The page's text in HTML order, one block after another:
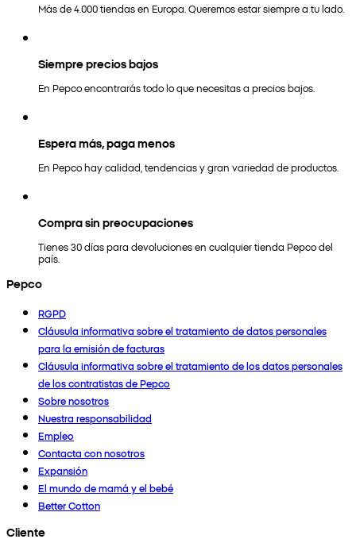
Más de 4.000 tiendas en Europa. Queremos estar siempre a tu lado.
Siempre precios bajos
En Pepco encontrarás todo lo que necesitas a precios bajos.
Espera más, paga menos
En Pepco hay calidad, tendencias y gran variedad de productos.
Compra sin preocupaciones
Tienes 30 días para devoluciones en cualquier tienda Pepco del
país.
Pepco
RGPD
Cláusula informativa sobre el tratamiento de datos personales
para la emisión de facturas
Cláusula informativa sobre el tratamiento de los datos personales
de los contratistas de Pepco
Sobre nosotros
Nuestra responsabilidad
Empleo
Contacta con nosotros
Expansión
El mundo de mamá y el bebé
Better Cotton
Cliente